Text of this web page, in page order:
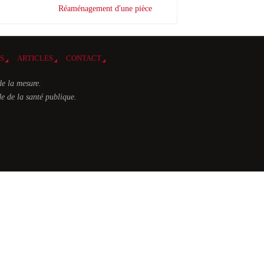
Réaménagement d'une pièce
ARTICLES CONTACT
la mesure.
de la santé publique.